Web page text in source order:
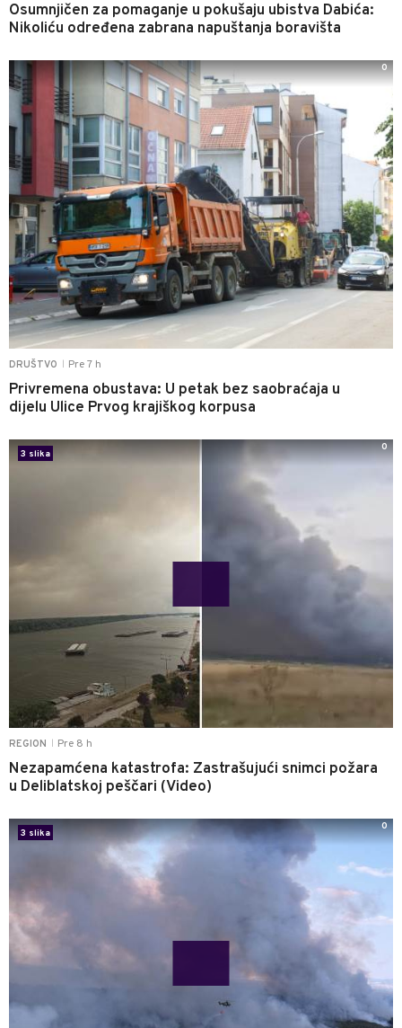
Osumnjičen za pomaganje u pokušaju ubistva Dabića:
Nikoliću određena zabrana napuštanja boravišta
DRUŠTVO Pre 7 h
Privremena obustava: U petak bez saobraćaja u
dijelu Ulice Prvog krajiškog korpusa
0
REGION Pre 8 h
Nezapamćena katastrofa: Zastrašujući snimci požara
u Deliblatskoj peščari (Video)
3 slika
0
3 slika
0